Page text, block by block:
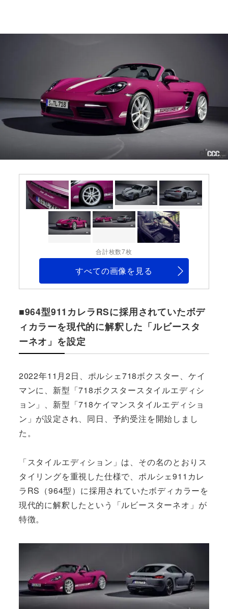
合計枚数7枚
すべての画像を見る
■964型911カレラRSに採用されていたボデ
ィカラーを現代的に解釈した「ルビースタ
ーネオ」を設定
2022年11月2日、ポルシェ718ボクスター、ケイ
マンに、新型「718ボクスタースタイルエディシ
ョン」、新型「718ケイマンスタイルエディショ
ン」が設定され、同日、予約受注を開始しまし
た。
「スタイルエディション」は、その名のとおりス
タイリングを重視した仕様で、ポルシェ911カレ
ラRS（964型）に採用されていたボディカラーを
現代的に解釈したという「ルビースターネオ」が
特徴。